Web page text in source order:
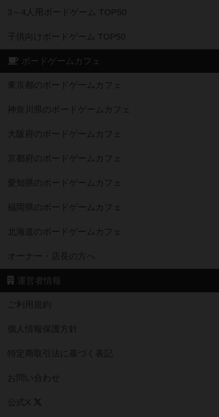
3～4人用ボードゲーム TOP50
子供向けボードゲーム TOP50
ボードゲームカフェ
東京都のボードゲームカフェ
神奈川県のボードゲームカフェ
大阪府のボードゲームカフェ
京都府のボードゲームカフェ
愛知県のボードゲームカフェ
福岡県のボードゲームカフェ
北海道のボードゲームカフェ
オーナー・店長の方へ
運営者情報
ご利用規約
個人情報保護方針
特定商取引法に基づく表記
お問い合わせ
公式X